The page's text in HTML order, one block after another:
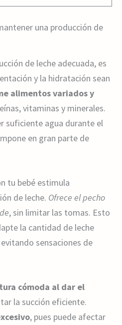
una producción de
de leche adecuada, es
y la hidratación sean
alimentos variados y
vitaminas y minerales.
suficiente agua durante el
en gran parte de
tu bebé estimula
de leche. Ofrece el pecho
, sin limitar las tomas. Esto
la cantidad de leche
sensaciones de
cómoda al dar el
la succión eficiente.
, pues puede afectar